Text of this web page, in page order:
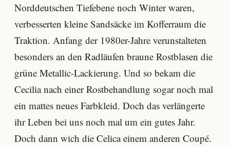
Norddeutschen Tiefebene noch Winter waren,
verbesserten kleine Sandsäcke im Kofferraum die
Traktion. Anfang der 1980er-Jahre verunstalteten
besonders an den Radläufen braune Rostblasen die
grüne Metallic-Lackierung. Und so bekam die
Cecilia nach einer Rostbehandlung sogar noch mal
ein mattes neues Farbkleid. Doch das verlängerte
ihr Leben bei uns noch mal um ein gutes Jahr.
Doch dann wich die Celica einem anderen Coupé.